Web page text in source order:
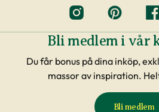
Bli medlem i vår
Du får bonus på dina inköp,
massor av inspiration.
Bli medlem